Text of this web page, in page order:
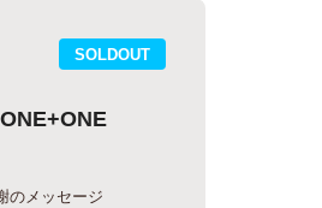
SOLDOUT
ONE+ONE
のメッセージ